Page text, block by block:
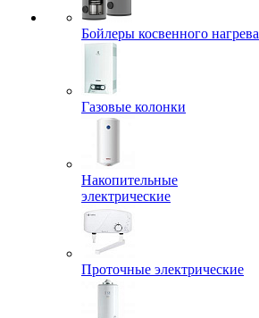
Бойлеры косвенного нагрева
Газовые колонки
Накопительные
электрические
Проточные электрические